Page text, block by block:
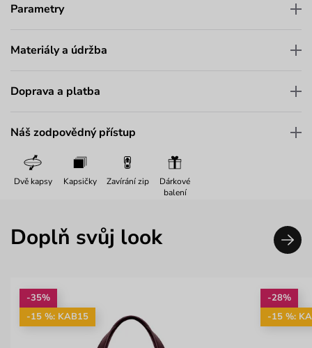
Parametry
Materiály a údržba
Doprava a platba
Náš zodpovědný přístup
Dvě kapsy Kapsičky Zavírání zip
Dárkové
balení
Doplň svůj look
-35%
-15 %: KAB15
-28%
-15 %: